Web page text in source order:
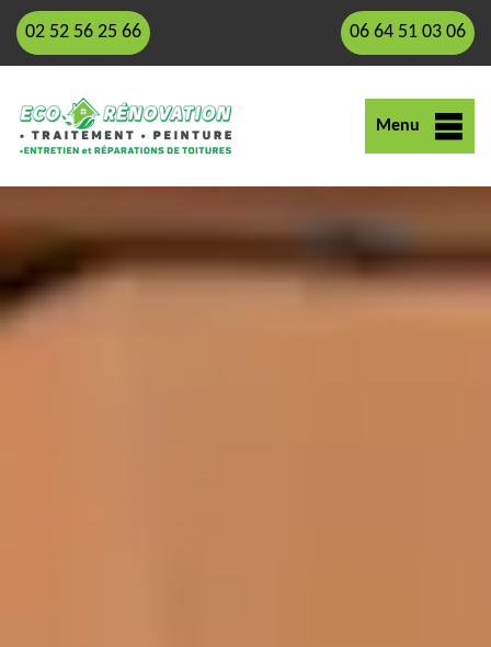
02 52 56 25 66 06 64 51 03 06
Menu